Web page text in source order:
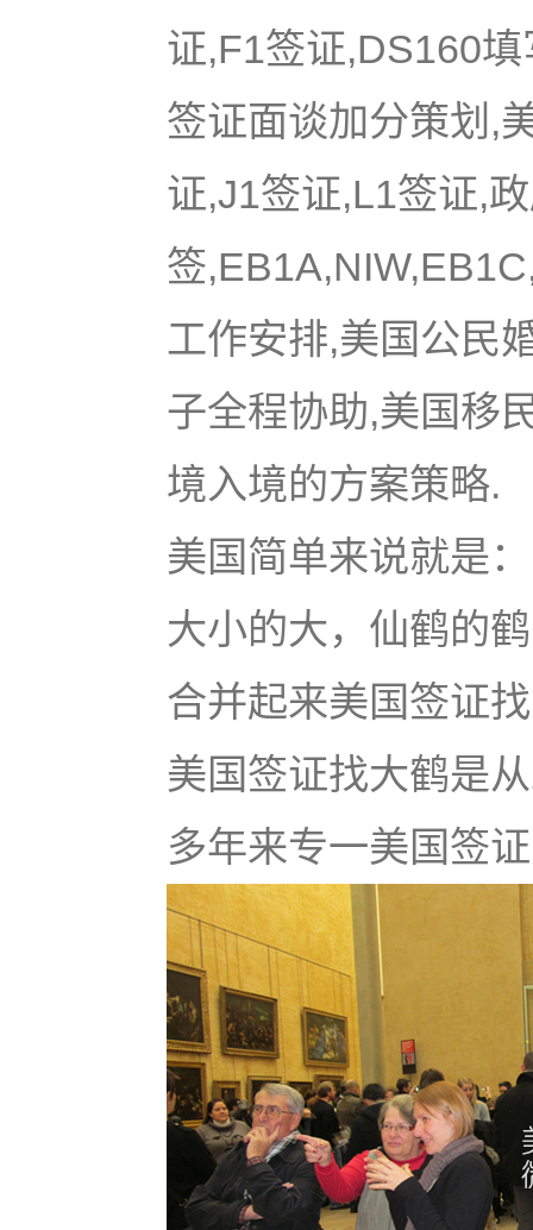
证,F1签证,DS160
签证面谈加分策划,
证,J1签证,L1签证,
签
工作安排,美国公民
子全程协助,美国移
境入境的方案策略.
美国简单来说就是
大小的大，仙鹤的
合并起来美国签证
美国签证找大鹤是
多年来专一美国签